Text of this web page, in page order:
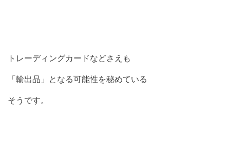
トレーディングカードなどさえも
「輸出品」となる可能性を秘めている
そうです。